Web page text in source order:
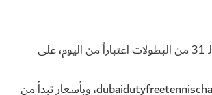
تتوفر تذاكر الدورة الـ 31 من البطولات اعتباراً من اليوم، على
dubaidutyfreetennischampionships.com، وبأسعار تبدأ من